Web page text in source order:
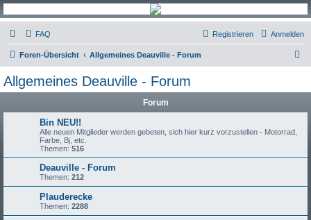
FAQ Anmelden
Registrieren
Foren-Übersicht Allgemeines Deauville - Forum
Allgemeines Deauville - Forum
Forum
Bin NEU!!
Alle neuen Mitglieder werden gebeten, sich hier kurz vorzustellen - Motorrad,
Farbe, Bj, etc.
Themen: 516
Deauville - Forum
Themen: 212
Plauderecke
Themen: 2288